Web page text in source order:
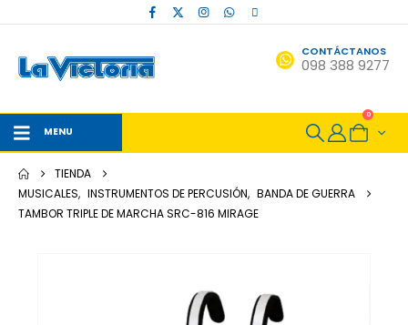
CONTÁCTANOS
098 388 9277
MENU
0
TIENDA
MUSICALES, INSTRUMENTOS DE PERCUSIÓN, BANDA DE GUERRA
TAMBOR TRIPLE DE MARCHA SRC-816 MIRAGE